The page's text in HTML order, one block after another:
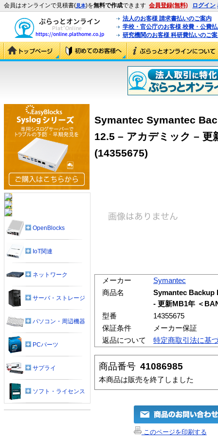
会員はオンラインで見積書(見本)を無料で作成できます 会員登録(無料) ログイン
法人のお客様 請求書払いのご案内
学校・官公庁のお客様 校費・公費
研究機関のお客様 科研費払いのご
Symantec Symantec
12.5 – アカデミック – 更
(14355675)
メーカー
Symantec
商品名
Symantec Backup
- 更新MB1年 ＜
型番
14355675
保証条件
メーカー保証
返品について
特定商取引法に基
商品番号 41086985
本商品は販売を終了しました
このページを印刷する
OpenBlocks
IoT関連
ネットワーク
サーバ・ストレージ
パソコン・周辺機器
PCパーツ
サプライ
ソフト・ライセンス